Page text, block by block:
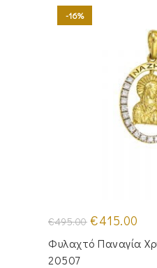
-16%
€495.00 Original
price
was:
€495.00.
€415.00
τιμή
Φυλαχτό Παναγία
20507